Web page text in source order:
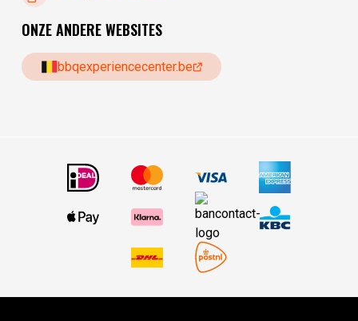
ONZE ANDERE WEBSITES
bbqexperiencecenter.be